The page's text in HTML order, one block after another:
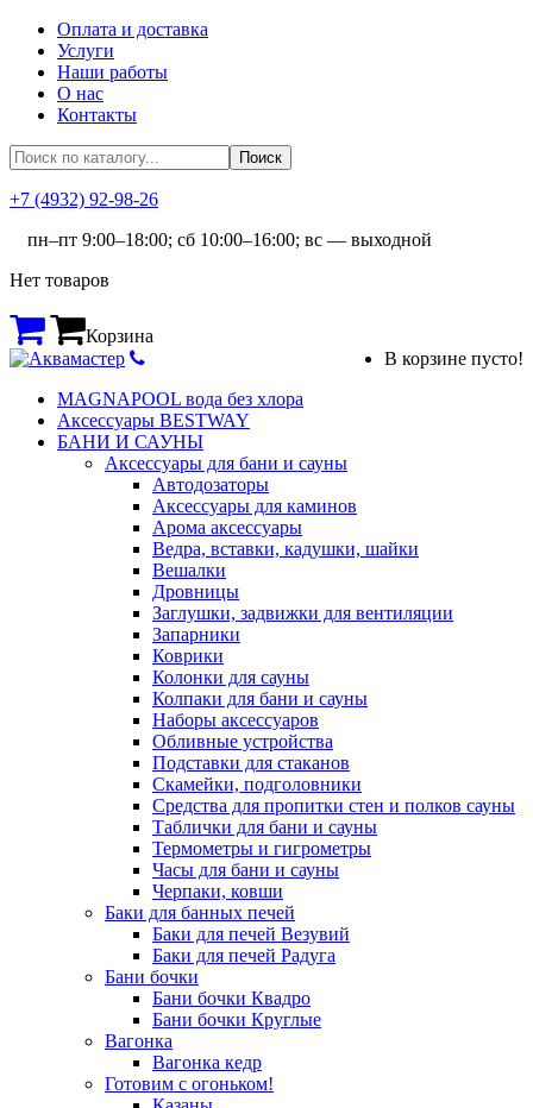
Оплата и доставка
Услуги
Наши работы
О нас
Контакты
+7 (4932) 92-98-26
пн–пт 9:00–18:00; сб 10:00–16:00; вс — выходной
Нет товаров
Корзина
В корзине пусто!
MAGNAPOOL вода без хлора
Аксессуары BESTWAY
БАНИ И САУНЫ
Аксессуары для бани и сауны
Автодозаторы
Аксессуары для каминов
Арома аксессуары
Ведра, вставки, кадушки, шайки
Вешалки
Дровницы
Заглушки, задвижки для вентиляции
Запарники
Коврики
Колонки для сауны
Колпаки для бани и сауны
Наборы аксессуаров
Обливные устройства
Подставки для стаканов
Скамейки, подголовники
Средства для пропитки стен и полков сауны
Таблички для бани и сауны
Термометры и гигрометры
Часы для бани и сауны
Черпаки, ковши
Баки для банных печей
Баки для печей Везувий
Баки для печей Радуга
Бани бочки
Бани бочки Квадро
Бани бочки Круглые
Вагонка
Вагонка кедр
Готовим с огоньком!